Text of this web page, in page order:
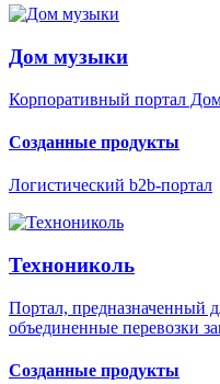
Дом музыки
Корпоративный портал
Созданные продукты
Логистический b2b-портал
Технониколь
Портал, предназначенный
объединенные перевозки
Созданные продукты